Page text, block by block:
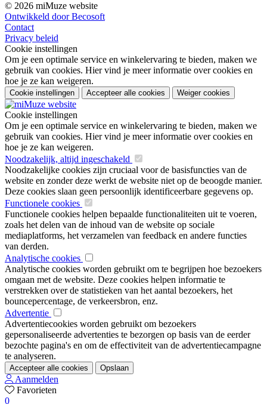
© 2026 miMuze website
Ontwikkeld door Becosoft
Contact
Privacy beleid
Cookie instellingen
Om je een optimale service en winkelervaring te bieden, maken we
gebruik van cookies. Hier vind je meer informatie over cookies en
hoe je ze kan weigeren.
Cookie instellingen Accepteer alle cookies Weiger cookies
Cookie instellingen
Om je een optimale service en winkelervaring te bieden, maken we
gebruik van cookies. Hier vind je meer informatie over cookies en
hoe je ze kan weigeren.
Noodzakelijk, altijd ingeschakeld
Noodzakelijke cookies zijn cruciaal voor de basisfuncties van de
website en zonder deze werkt de website niet op de beoogde manier.
Deze cookies slaan geen persoonlijk identificeerbare gegevens op.
Functionele cookies
Functionele cookies helpen bepaalde functionaliteiten uit te voeren,
zoals het delen van de inhoud van de website op sociale
mediaplatforms, het verzamelen van feedback en andere functies
van derden.
Analytische cookies
Analytische cookies worden gebruikt om te begrijpen hoe bezoekers
omgaan met de website. Deze cookies helpen informatie te
verstrekken over de statistieken van het aantal bezoekers, het
bouncepercentage, de verkeersbron, enz.
Advertentie
Advertentiecookies worden gebruikt om bezoekers
gepersonaliseerde advertenties te bezorgen op basis van de eerder
bezochte pagina's en om de effectiviteit van de advertentiecampagne
te analyseren.
Accepteer alle cookies Opslaan
Aanmelden
Favorieten
0